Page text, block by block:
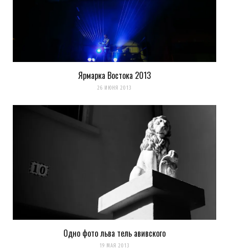
Ярмарка Востока 2013
26 ИЮНЯ 2013
Одно фото льва тель авивского
19 МАЯ 2013